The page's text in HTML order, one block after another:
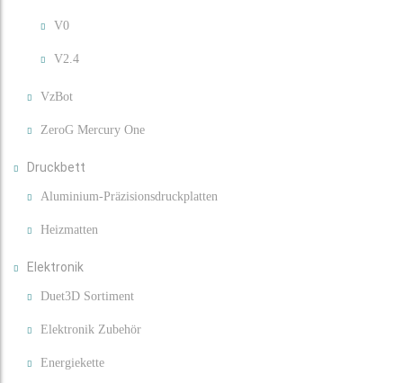
V0
V2.4
VzBot
ZeroG Mercury One
Druckbett
Aluminium-Präzisionsdruckplatten
Heizmatten
Elektronik
Duet3D Sortiment
Elektronik Zubehör
Energiekette